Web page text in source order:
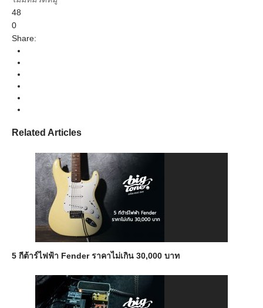
48
0
Share:
Related Articles
5 กีต้าร์ไฟฟ้า Fender ราคาไม่เกิน 30,000 บาท